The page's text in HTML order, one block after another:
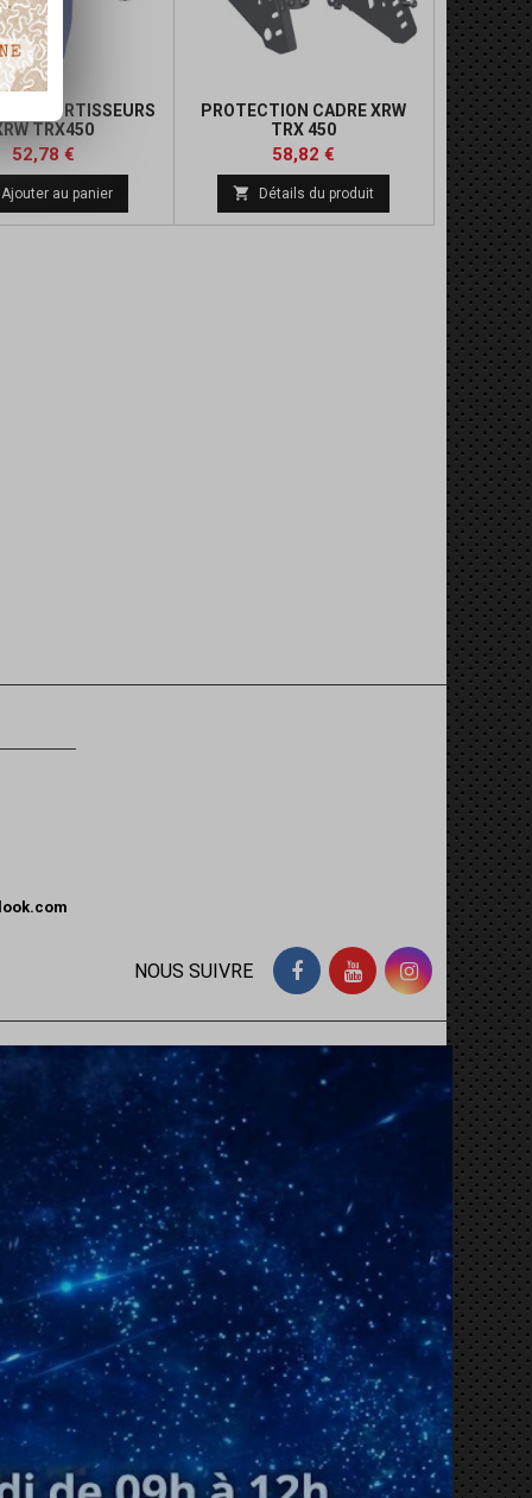
D'AMORTISSEURS
TRX450
Prix
52,78 €
base
Ajouter au panier
PROTECTION CADRE XRW
TRX 450
Prix
58,82 €
base
 Détails du produit
NOUS SUIVRE